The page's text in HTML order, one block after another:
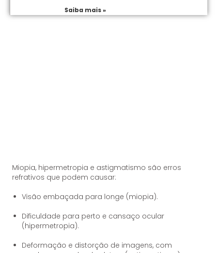
Saiba mais »
Miopia, hipermetropia e astigmatismo são erros
refrativos que podem causar:
Visão embaçada para longe (miopia).
Dificuldade para perto e cansaço ocular
(hipermetropia).
Deformação e distorção de imagens, com